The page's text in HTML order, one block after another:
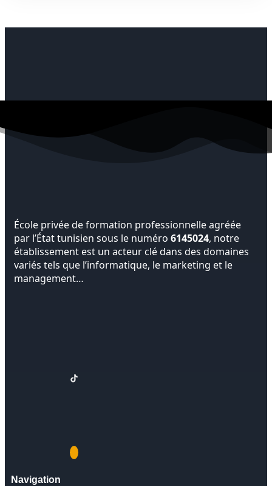
École privée de formation professionnelle agréée
par l’État tunisien sous le numéro 6145024, notre
établissement est un acteur clé dans des domaines
variés tels que l’informatique, le marketing et le
management…
Navigation